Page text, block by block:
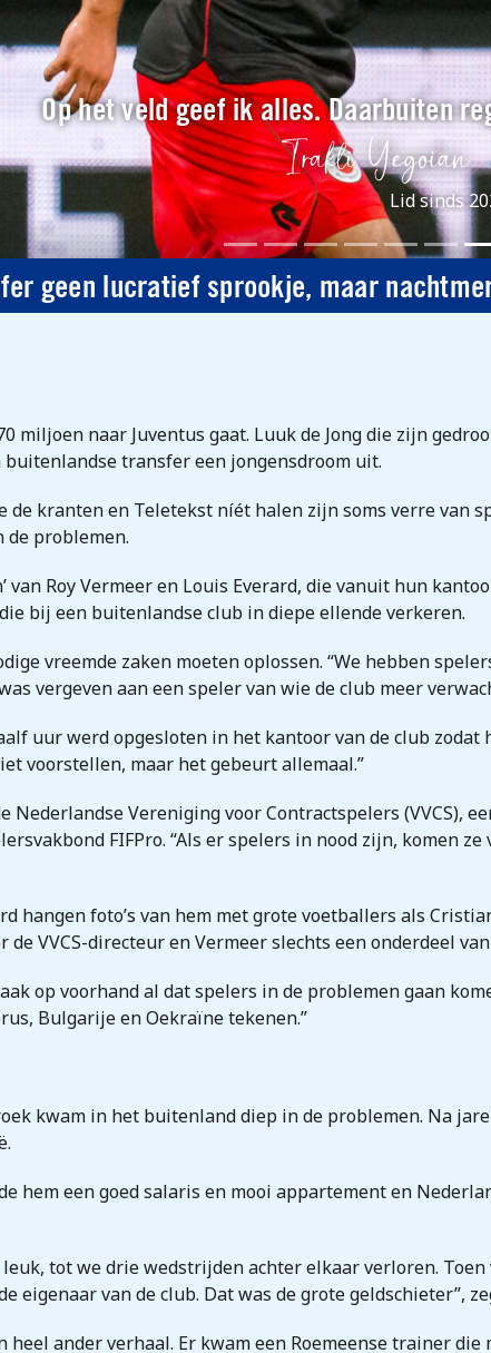
Op het veld geef ik alles. Daarbuiten
Lid sinds
geen lucratief sprookje, maar
miljoen naar Juventus gaat. Luuk de Jong die zijn
transfer een jongensdroom uit.
de kranten en Teletekst níét halen zijn soms verre van
problemen.
van Roy Vermeer en Louis Everard, die vanuit hun
bij een buitenlandse club in diepe ellende verkeren.
vreemde zaken moeten oplossen. “We hebben
vergeven aan een speler van wie de club meer
uur werd opgesloten in het kantoor van de club
voorstellen, maar het gebeurt allemaal.”
Nederlandse Vereniging voor Contractspelers (VVCS),
FIFPro. “Als er spelers in nood zijn, komen
hangen foto’s van hem met grote voetballers als
VVCS-directeur en Vermeer slechts een onderdeel
op voorhand al dat spelers in de problemen gaan
Bulgarije en Oekraïne tekenen.”
kwam in het buitenland diep in de problemen. Na
hem een goed salaris en mooi appartement en
tot we drie wedstrijden achter elkaar verloren.
eigenaar van de club. Dat was de grote geldschieter”,
heel ander verhaal. Er kwam een Roemeense trainer